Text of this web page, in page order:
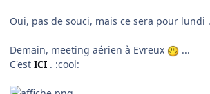
Oui, pas de souci, mais ce sera pour lundi
Demain, meeting aérien à Evreux
...
C'est ICI . :cool: